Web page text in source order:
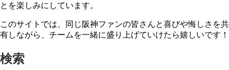
とを楽しみにしています。
このサイトでは、同じ阪神ファンの皆さんと喜びや悔しさを共
有しながら、チームを一緒に盛り上げていけたら嬉しいです！
検索